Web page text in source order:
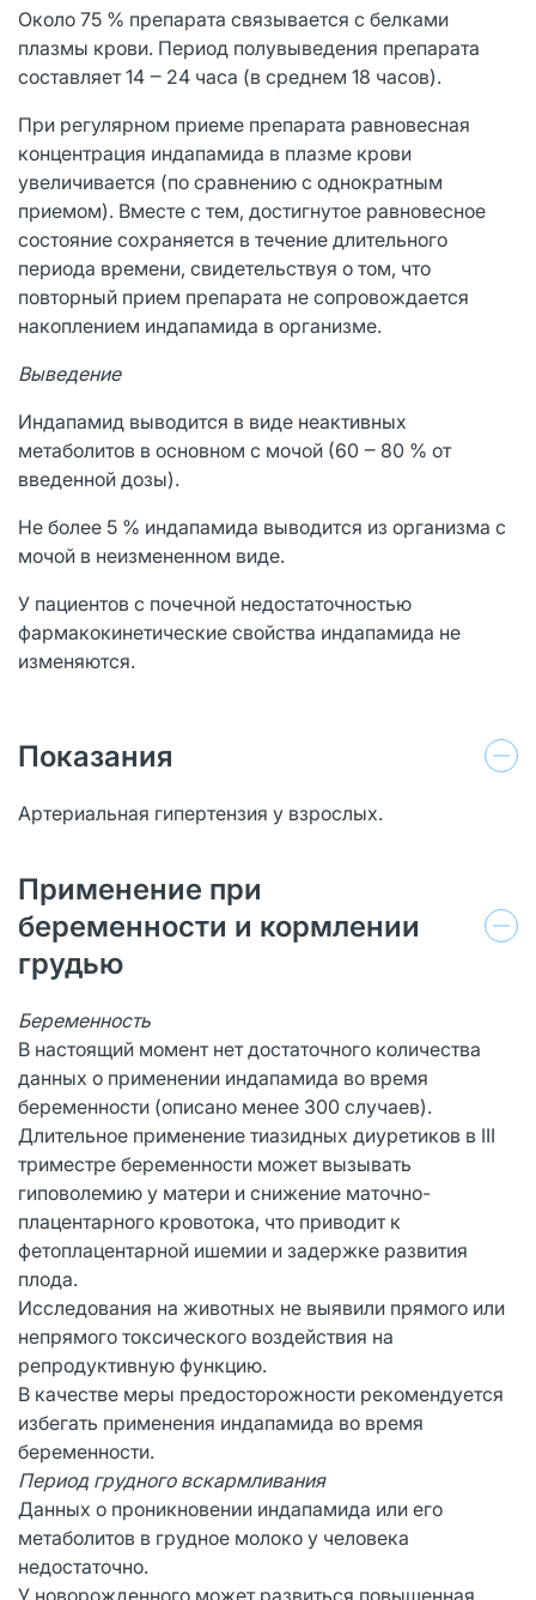
Около 75 % препарата связывается с белками
плазмы крови. Период полувыведения препарата
составляет 14 ‒ 24 часа (в среднем 18 часов).
При регулярном приеме препарата равновесная
концентрация индапамида в плазме крови
увеличивается (по сравнению с однократным
приемом). Вместе с тем, достигнутое равновесное
состояние сохраняется в течение длительного
периода времени, свидетельствуя о том, что
повторный прием препарата не сопровождается
накоплением индапамида в организме.
Выведение
Индапамид выводится в виде неактивных
метаболитов в основном с мочой (60 ‒ 80 % от
введенной дозы).
Не более 5 % индапамида выводится из организма с
мочой в неизмененном виде.
У пациентов с почечной недостаточностью
фармакокинетические свойства индапамида не
изменяются.
Показания
Артериальная гипертензия у взрослых.
Применение при
беременности и кормлении
грудью
Беременность
В настоящий момент нет достаточного количества
данных о применении индапамида во время
беременности (описано менее 300 случаев).
Длительное применение тиазидных диуретиков в III
триместре беременности может вызывать
гиповолемию у матери и снижение маточно-
плацентарного кровотока, что приводит к
фетоплацентарной ишемии и задержке развития
плода.
Исследования на животных не выявили прямого или
непрямого токсического воздействия на
репродуктивную функцию.
В качестве меры предосторожности рекомендуется
избегать применения индапамида во время
беременности.
Период грудного вскармливания
Данных о проникновении индапамида или его
метаболитов в грудное молоко у человека
недостаточно.
У новорожденного может развиться повышенная